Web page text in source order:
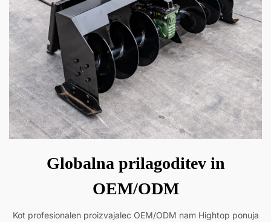
Globalna prilagoditev in
OEM/ODM
Kot profesionalen proizvajalec OEM/ODM nam Hightop ponuja